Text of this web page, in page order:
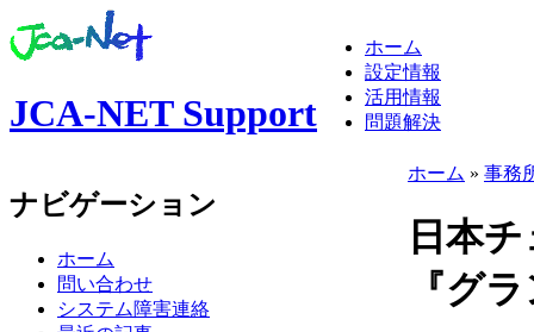
JCA-NET Support
ホーム
設定情報
活用情報
問題解決
ナビゲーション
ホーム
問い合わせ
システム障害連絡
ホーム » 事務
日本
『グ